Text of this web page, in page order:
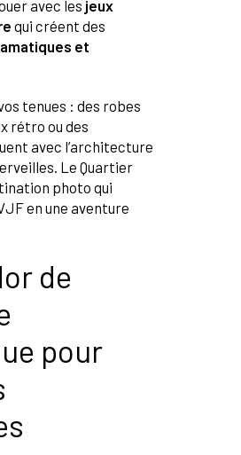
avec les jeux
qui créent des
et
tenues : des robes
rétro ou des
avec l’architecture
Le Quartier
photo qui
en une aventure
de
pour